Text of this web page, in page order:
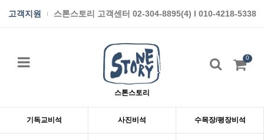
고객지원 스톤스토리 고객센터 02-304-8895(4) I 010-4218-5338
스톤스토리
0
기독교비석 사진비석 수목장/평장비석